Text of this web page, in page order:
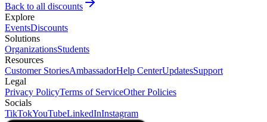
Back to all discounts
Explore
EventsDiscounts
Solutions
OrganizationsStudents
Resources
Customer StoriesAmbassadorHelp CenterUpdatesSupport
Legal
Privacy PolicyTerms of ServiceOther Policies
Socials
TikTokYouTubeLinkedInInstagram